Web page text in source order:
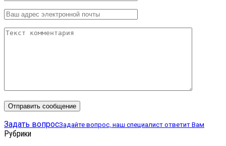
Задать вопросЗадайте вопрос, наш специалист ответит Вам
Рубрики